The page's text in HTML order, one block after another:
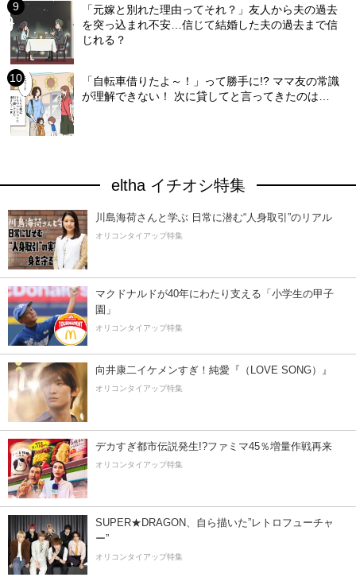
「元嫁と別れた理由ってそれ？」友人から夫の過去
を突っ込まれ不安…信じて結婚した夫の過去まで信
じれる？
「自転車借りたよ～！」って勝手に!? ママ友の常識
が理解できない！ 次に貸してと言ってきたのは…
eltha イチオシ特集
川島海荷さんと学ぶ 日常に潜む“人身取引”のリアル
オリコンタイアップ特集
マクドナルドが40年にわたり支える「小学生の甲子
園」
オリコンタイアップ特集
向井康二イケメンすぎ！純愛『（LOVE SONG）』
オリコンタイアップ特集
デカすぎ都市伝説発生!?ファミマ45％増量作戦再来
オリコンタイアップ特集
SUPER★DRAGON、自ら描いた”レトロフューチャ
ー”
オリコンタイアップ特集